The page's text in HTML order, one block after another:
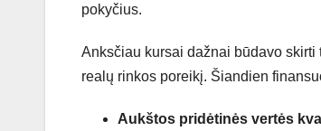
pokyčius.
Anksčiau kursai dažnai būdavo skirti
realų rinkos poreikį. Šiandien
Aukštos pridėtinės vertės